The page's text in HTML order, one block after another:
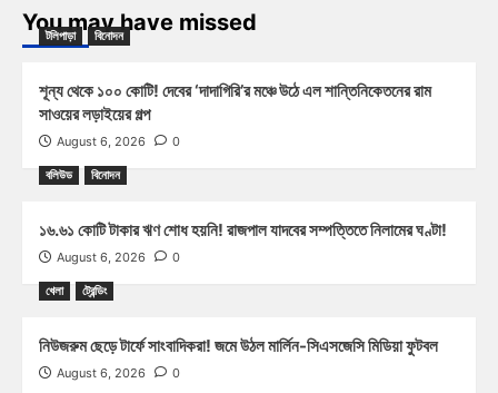
You may have missed
টলিপাড়া বিনোদন
শূন্য থেকে ১০০ কোটি! দেবের ‘দাদাগিরি’র মঞ্চে উঠে এল শান্তিনিকেতনের রাম
সাওয়ের লড়াইয়ের গল্প
August 6, 2026 0
বলিউড বিনোদন
১৬.৬১ কোটি টাকার ঋণ শোধ হয়নি! রাজপাল যাদবের সম্পত্তিতে নিলামের ঘণ্টা!
August 6, 2026 0
খেলা ট্রেন্ডিং
নিউজরুম ছেড়ে টার্ফে সাংবাদিকরা! জমে উঠল মার্লিন-সিএসজেসি মিডিয়া ফুটবল
August 6, 2026 0